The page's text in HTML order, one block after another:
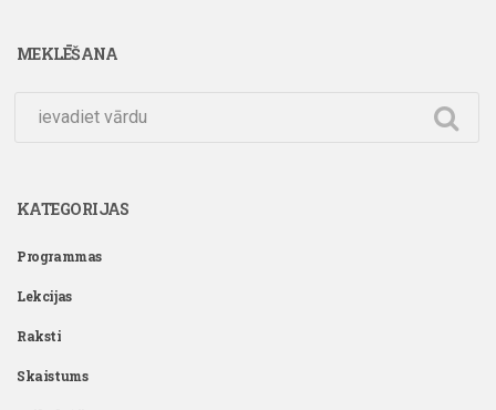
MEKLĒŠANA
KATEGORIJAS
Programmas
Lekcijas
Raksti
Skaistums